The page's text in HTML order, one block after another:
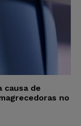
causa de
no